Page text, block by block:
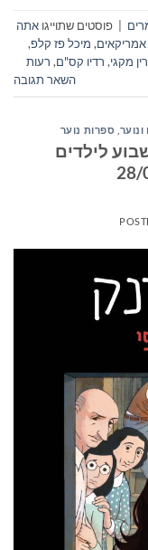
פוסטים שתוייגו אתה
, מיכל פז קלפ,
מקגי, רדיו קס"ם, רעות
השאר תגובה
ספרות נוער
לילדים